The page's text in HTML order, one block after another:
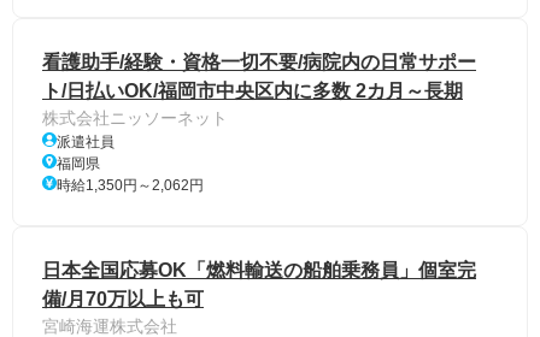
看護助手/経験・資格一切不要/病院内の日常サポー
ト/日払いOK/福岡市中央区内に多数 2カ月～長期
株式会社ニッソーネット
派遣社員
福岡県
時給1,350円～2,062円
日本全国応募OK「燃料輸送の船舶乗務員」個室完
備/月70万以上も可
宮崎海運株式会社